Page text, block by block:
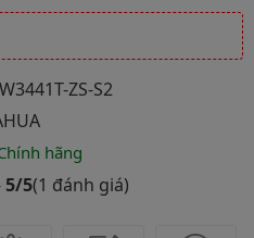
mãi
ZS-S2
hãng
5/5(1 đánh giá)